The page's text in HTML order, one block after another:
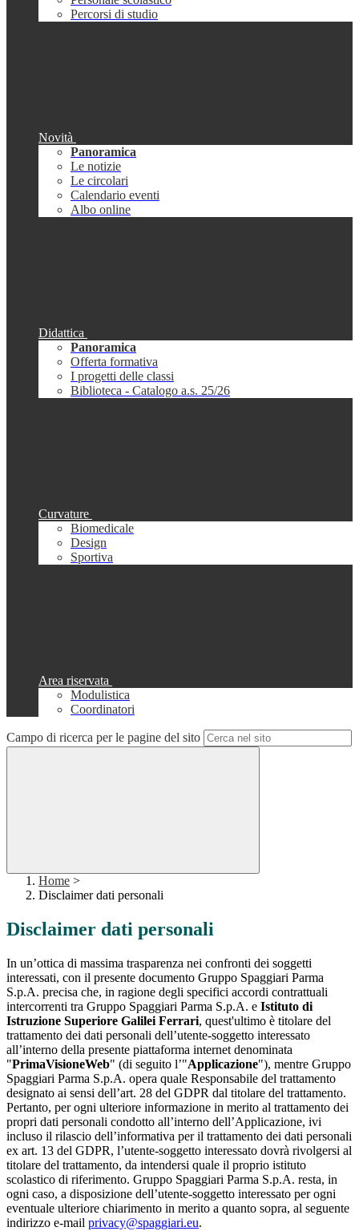
Percorsi di studio
Novità
Panoramica
Le notizie
Le circolari
Calendario eventi
Albo online
Didattica
Panoramica
Offerta formativa
I progetti delle classi
Biblioteca - Catalogo a.s. 25/26
Curvature
Biomedicale
Design
Sportiva
Area riservata
Modulistica
Coordinatori
Campo di ricerca per le pagine del sito
Home >
Disclaimer dati personali
Disclaimer dati personali
In un’ottica di massima trasparenza nei confronti dei soggetti
interessati, con il presente documento Gruppo Spaggiari Parma
S.p.A. precisa che, in ragione degli specifici accordi contrattuali
intercorrenti tra Gruppo Spaggiari Parma S.p.A. e Istituto di
Istruzione Superiore Galilei Ferrari, quest'ultimo è titolare del
trattamento dei dati personali dell’utente-soggetto interessato
all’interno della presente piattaforma internet denominata
"PrimaVisioneWeb" (di seguito l’"Applicazione"), mentre Gruppo
Spaggiari Parma S.p.A. opera quale Responsabile del trattamento
designato ai sensi dell’art. 28 del GDPR dal titolare del trattamento.
Pertanto, per ogni ulteriore informazione in merito al trattamento dei
propri dati personali condotto all’interno dell’Applicazione, ivi
incluso il rilascio dell’informativa per il trattamento dei dati personali
ex art. 13 del GDPR, l’utente-soggetto interessato dovrà rivolgersi al
titolare del trattamento, da intendersi quale il proprio istituto
scolastico di riferimento. Gruppo Spaggiari Parma S.p.A. resta, in
ogni caso, a disposizione dell’utente-soggetto interessato per ogni
eventuale ulteriore chiarimento in merito a quanto sopra, al seguente
indirizzo e-mail privacy@spaggiari.eu.